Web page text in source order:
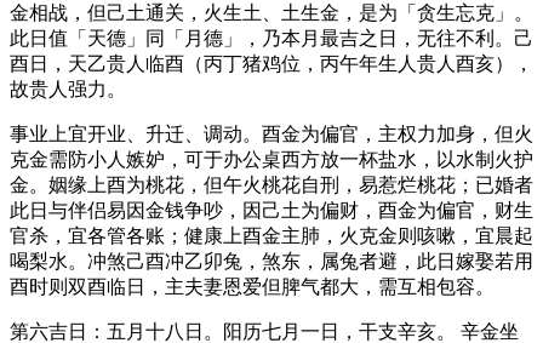
金相战，但己土通关，火生土、土生金，是为「贪生忘克」。
此日值「天德」同「月德」，乃本月最吉之日，无往不利。己
酉日，天乙贵人临酉（丙丁猪鸡位，丙午年生人贵人酉亥），
故贵人强力。
事业上宜开业、升迁、调动。酉金为偏官，主权力加身，但火
克金需防小人嫉妒，可于办公桌西方放一杯盐水，以水制火护
金。姻缘上酉为桃花，但午火桃花自刑，易惹烂桃花；已婚者
此日与伴侣易因金钱争吵，因己土为偏财，酉金为偏官，财生
官杀，宜各管各账；健康上酉金主肺，火克金则咳嗽，宜晨起
喝梨水。冲煞己酉冲乙卯兔，煞东，属兔者避，此日嫁娶若用
酉时则双酉临日，主夫妻恩爱但脾气都大，需互相包容。
第六吉日：五月十八日。阳历七月一日，干支辛亥。 辛金坐